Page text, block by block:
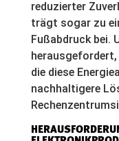
reduzierter
trägt sogar zu
Fußabdruck bei.
die diese
nachhaltigere